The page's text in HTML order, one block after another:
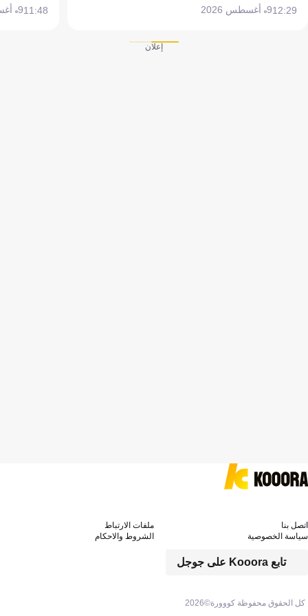
12:299 أغسطس 2026 11:489 أغسطس 2026
إعلان
كل الحقوق محفوظة كووورة©2026
تابع Kooora على جوجل
اتصل بنا
ملفات الارتباط
سياسة الخصوصية
الشروط والاحكام